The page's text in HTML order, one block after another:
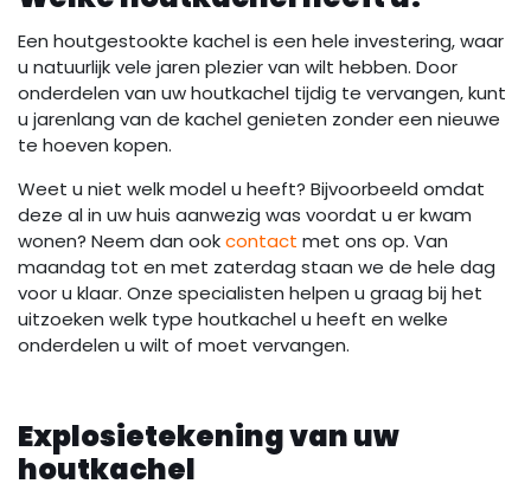
Een houtgestookte kachel is een hele investering, waar
u natuurlijk vele jaren plezier van wilt hebben. Door
onderdelen van uw houtkachel tijdig te vervangen, kunt
u jarenlang van de kachel genieten zonder een nieuwe
te hoeven kopen.
Weet u niet welk model u heeft? Bijvoorbeeld omdat
deze al in uw huis aanwezig was voordat u er kwam
wonen? Neem dan ookcontact met ons op. Van
maandag tot en met zaterdag staan we de hele dag
voor u klaar. Onze specialisten helpen u graag bij het
uitzoeken welk type houtkachel u heeft en welke
onderdelen u wilt of moet vervangen.
Explosietekening van uw
houtkachel